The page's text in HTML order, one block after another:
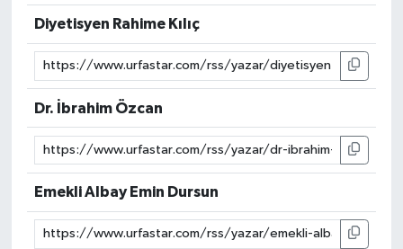
Diyetisyen Rahime Kılıç
Dr. İbrahim Özcan
Emekli Albay Emin Dursun